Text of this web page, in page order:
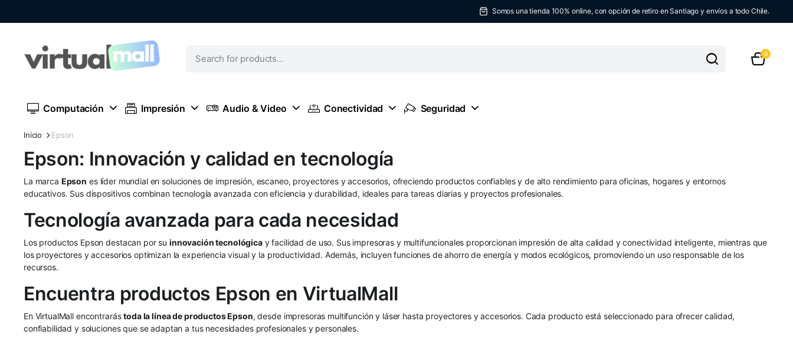
Somos una tienda 100% online, con opción de retiro en Santiago y envíos a todo Chile.
0
Computación Impresión Audio & Video Conectividad Seguridad
Inicio Epson
Epson: Innovación y calidad en tecnología
La marca Epson es líder mundial en soluciones de impresión, escaneo, proyectores y accesorios, ofreciendo productos confiables y de alto rendimiento para oficinas, hogares y entornos
educativos. Sus dispositivos combinan tecnología avanzada con eficiencia y durabilidad, ideales para tareas diarias y proyectos profesionales.
Tecnología avanzada para cada necesidad
Los productos Epson destacan por su innovación tecnológicay facilidad de uso. Sus impresoras y multifuncionales proporcionan impresión de alta calidad y conectividad inteligente, mientras que
los proyectores y accesorios optimizan la experiencia visual y la productividad. Además, incluyen funciones de ahorro de energía y modos ecológicos, promoviendo un uso responsable de los
recursos.
Encuentra productos Epson en VirtualMall
En VirtualMall encontrarástoda la línea de productos Epson, desde impresoras multifunción y láser hasta proyectores y accesorios. Cada producto está seleccionado para ofrecer calidad,
confiabilidad y soluciones que se adaptan a tus necesidades profesionales y personales.